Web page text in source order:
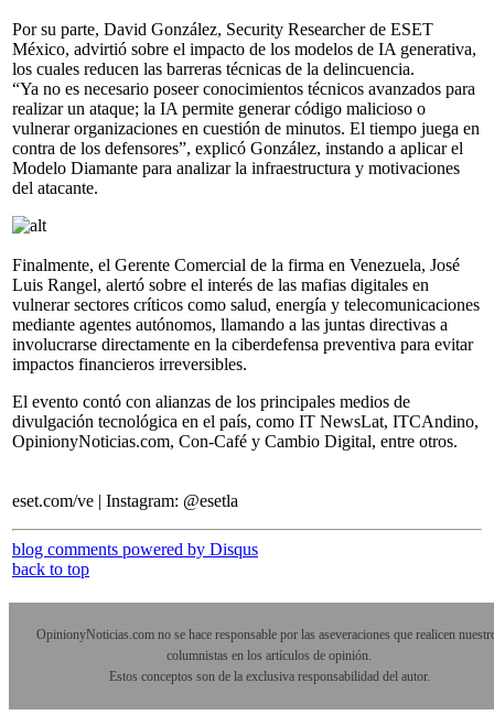
Por su parte, David González, Security Researcher de ESET
México, advirtió sobre el impacto de los modelos de IA generativa,
los cuales reducen las barreras técnicas de la delincuencia.
“Ya no es necesario poseer conocimientos técnicos avanzados para
realizar un ataque; la IA permite generar código malicioso o
vulnerar organizaciones en cuestión de minutos. El tiempo juega en
contra de los defensores”, explicó González, instando a aplicar el
Modelo Diamante para analizar la infraestructura y motivaciones
del atacante.
Finalmente, el Gerente Comercial de la firma en Venezuela, José
Luis Rangel, alertó sobre el interés de las mafias digitales en
vulnerar sectores críticos como salud, energía y telecomunicaciones
mediante agentes autónomos, llamando a las juntas directivas a
involucrarse directamente en la ciberdefensa preventiva para evitar
impactos financieros irreversibles.
El evento contó con alianzas de los principales medios de
divulgación tecnológica en el país, como IT NewsLat, ITCAndino,
OpinionyNoticias.com, Con-Café y Cambio Digital, entre otros.
eset.com/ve | Instagram: @esetla
blog comments powered by Disqus
back to top
OpinionyNoticias.com no se hace responsable por las aseveraciones que realicen
columnistas en los artículos de opinión.
Estos conceptos son de la exclusiva responsabilidad del autor.